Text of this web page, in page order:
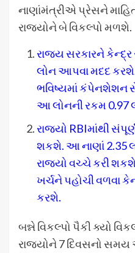
નાણાંમંત્રીએ પ્રેસને
રાજ્યોને બે વિકલ્પો મળશે.
રાજ્ય સરકારને કેન્દ્ર
લોન આપવા મદદ
ભવિષ્યમાં કંપેનશેશન
આ લોનની રકમ 0.97
રાજ્યો RBIમાંથી
શકશે. આ નાણાં 2.35
રાજ્યો વચ્ચે કરી
ખર્ચને પહોચી વળવા
કરશે.
બન્ને વિકલ્પો પૈકી ક્યો
રાજ્યોને 7 દિવસનો